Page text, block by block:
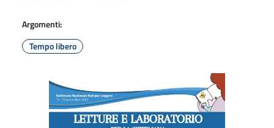
Argomenti:
Tempo libero